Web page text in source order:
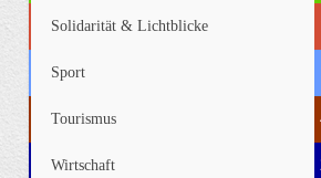
Solidarität & Lichtblicke
Sport
Tourismus
Wirtschaft